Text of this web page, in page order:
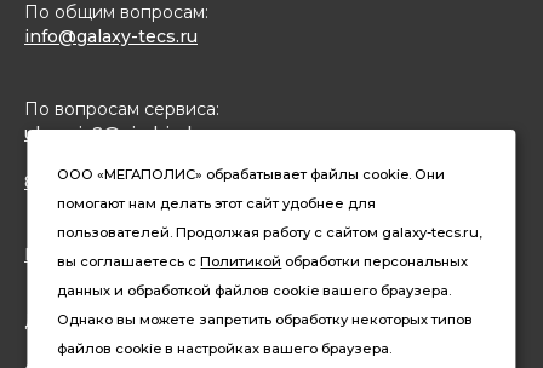
По общим вопросам:
info@galaxy-tecs.ru
По вопросам сервиса:
ulservis2@simbirsk-crown.ru
8(962)633-02-15 (чат в MAX)
Конфиденциальность
Давайте дружить
ООО «МЕГАПОЛИС» обрабатывает файлы cookie. Они
помогают нам делать этот сайт удобнее для
пользователей. Продолжая работу с сайтом galaxy-tecs.ru,
вы соглашаетесь сПолитикой обработки персональных
данных и обработкой файлов cookie вашего браузера.
Однако вы можете запретить обработку некоторых типов
файлов cookie в настройках вашего браузера.